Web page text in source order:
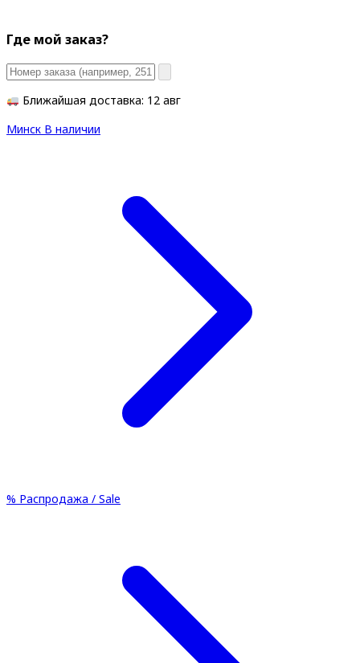
Где мой заказ?
Ближайшая доставка: 12 авг
Минск В наличии
% Распродажа / Sale